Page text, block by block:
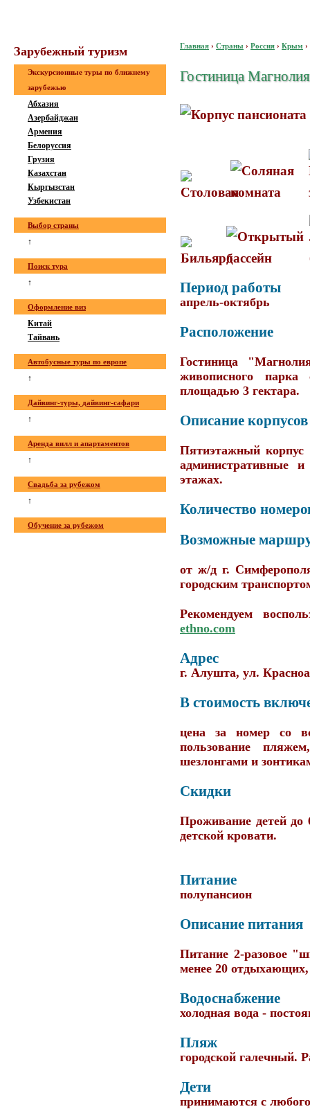
Главная › Страны › Россия › Крым ›
Гостиница Магнолия
Период работы
апрель-октябрь
Расположение
Гостиница
живописного
площадью 3 гектара.
Описание корпусов
Пятиэтажный
административные
этажах.
Количество
Возможные
от ж/д г.
городским
Рекомендуем
ethno.com
Адрес
г. Алушта, ул.
В стоимость
цена за номер со
пользование
шезлонгами и
Скидки
Проживание детей до
детской кровати.
Питание
полупансион
Описание питания
Питание 2-разовое
менее 20 отдыхающих,
Водоснабжение
холодная вода -
Пляж
городской галечный.
Дети
принимаются с
Зaрубeжный туризм
Экскурсионные туры по ближнему
зарубежью
Абхазия
Азербайджан
Армения
Белоруссия
Грузия
Казахстан
Кыргызстан
Узбекистан
Выбор страны
↑
Поиск тура
↑
Оформление виз
Китай
Тайвань
Автобусные туры по европе
↑
Дайвинг-туры, дайвинг-сафари
↑
Аренда вилл и апартаментов
↑
Свадьба за рубежом
↑
Обучение за рубежом